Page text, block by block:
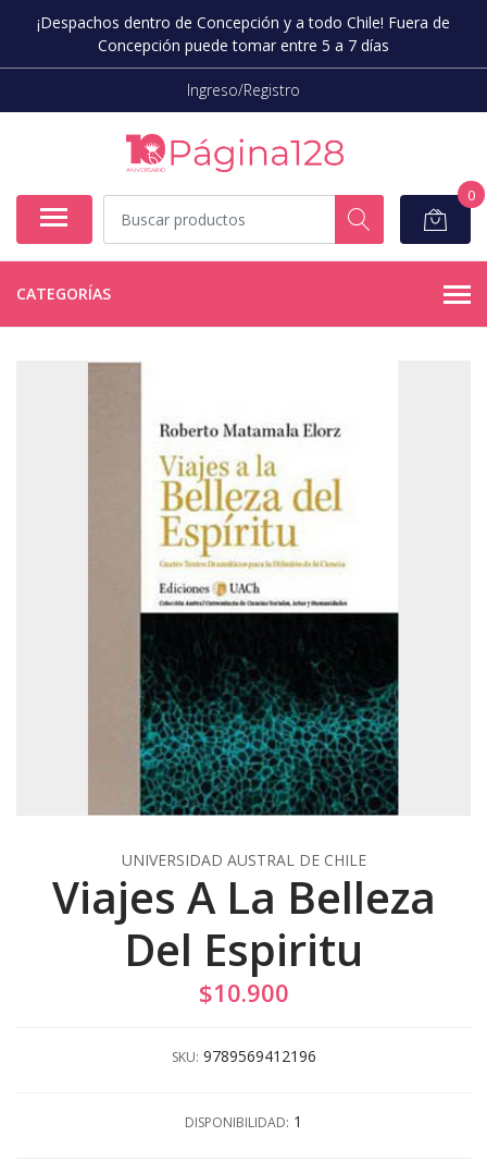
¡Despachos dentro de Concepción y a todo Chile! Fuera de
Concepción puede tomar entre 5 a 7 días
Ingreso/Registro
0
CATEGORÍAS
UNIVERSIDAD AUSTRAL DE CHILE
Viajes A La Belleza
Del Espiritu
$10.900
SKU: 9789569412196
DISPONIBILIDAD: 1